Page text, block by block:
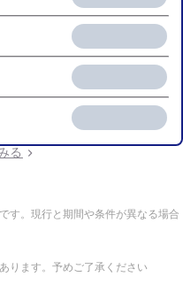
る
す。現行と期間や条件が異なる場合
ります。予めご了承ください